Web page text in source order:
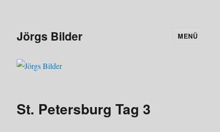
Jörgs Bilder MENÜ
St. Petersburg Tag 3